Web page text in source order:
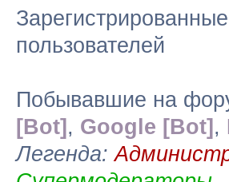
пользователей
Побывавшие на
[Bot] , Google [Bot] ,
Легенда: